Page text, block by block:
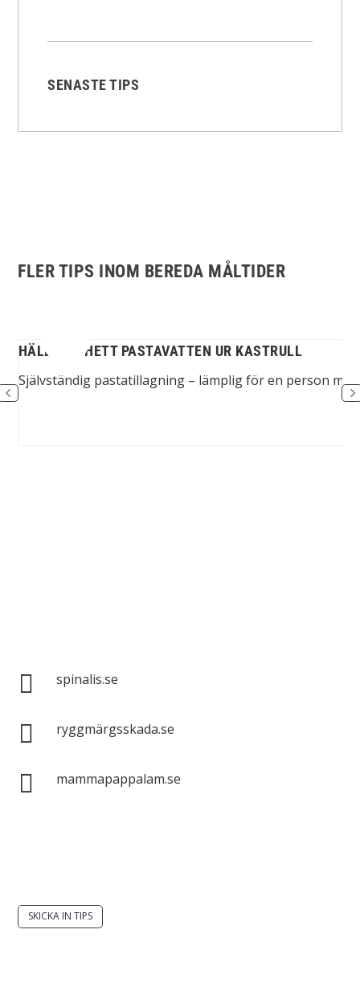
SENASTE TIPS
FLER TIPS INOM BEREDA MÅLTIDER
HÄLLA UT HETT PASTAVATTEN UR KASTRULL
Självständig pastatillagning – lämplig för en person
 spinalis.se
 ryggmärgsskada.se
 mammapappalam.se
SKICKA IN TIPS